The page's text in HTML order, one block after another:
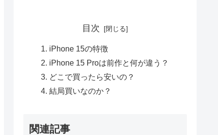
目次
iPhone 15の特徴
iPhone 15 Proは前作と何が違う？
どこで買ったら安いの？
結局買いなのか？
関連記事